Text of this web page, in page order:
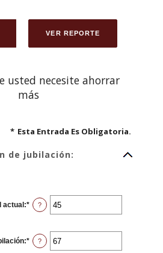
usted necesite ahorrar
más
* Esta Entrada Es Obligatoria.
de jubilación:
actual:* Ingresa
un
14
y
90
?
:* Ingresa
un
?